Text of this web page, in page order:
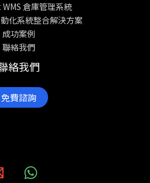
倉庫管理系統
化系統整合解決方案
成功案例
聯絡我們
絡我們
免費諮詢